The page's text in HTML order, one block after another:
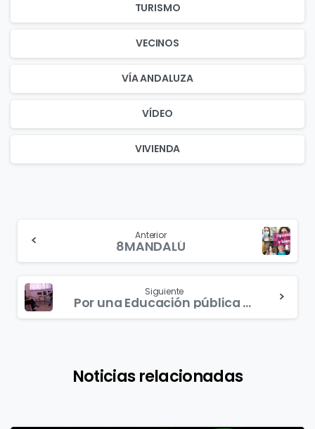
TURISMO
VECINOS
VÍA ANDALUZA
VÍDEO
VIVIENDA
Reading
Anterior
8MANDALÚ
Siguiente
Por una Educación pública y contra las políticas de privatización
Noticias relacionadas